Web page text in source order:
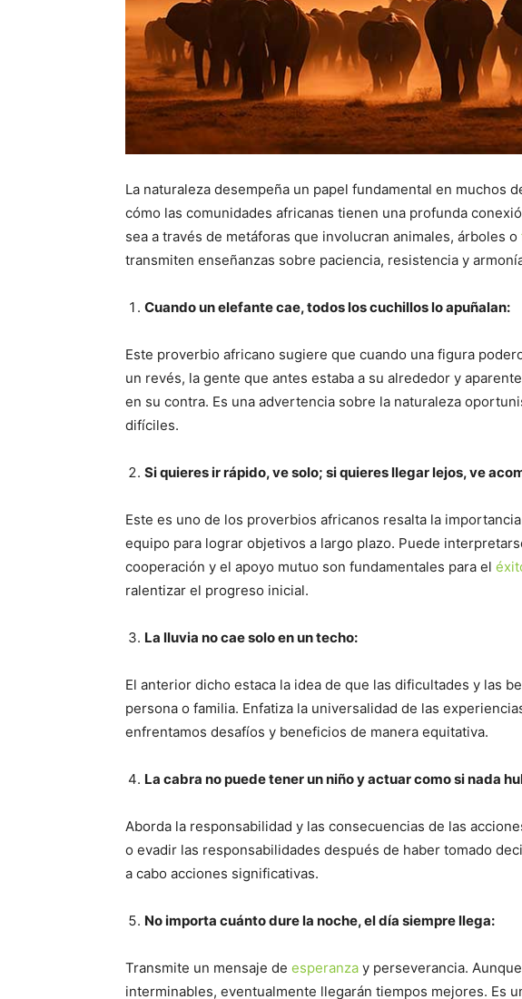
La naturaleza desempeña un papel fundamental en muchos
cómo las comunidades africanas tienen una profunda
sea a través de metáforas que involucran animales, árboles o
transmiten enseñanzas sobre paciencia, resistencia y
Cuando un elefante cae, todos los cuchillos lo apuñalan:
Este proverbio africano sugiere que cuando una figura
un revés, la gente que antes estaba a su alrededor y
en su contra. Es una advertencia sobre la naturaleza
difíciles.
Si quieres ir rápido, ve solo; si quieres llegar lejos, ve
Este es uno de los proverbios africanos resalta la
equipo para lograr objetivos a largo plazo. Puede
cooperación y el apoyo mutuo son fundamentales para el
ralentizar el progreso inicial.
La lluvia no cae solo en un techo:
El anterior dicho estaca la idea de que las dificultades y las
persona o familia. Enfatiza la universalidad de las
enfrentamos desafíos y beneficios de manera equitativa.
La cabra no puede tener un niño y actuar como si nada
Aborda la responsabilidad y las consecuencias de las
o evadir las responsabilidades después de haber tomado
a cabo acciones significativas.
No importa cuánto dure la noche, el día siempre llega:
Transmite un mensaje de esperanza y perseverancia.
interminables, eventualmente llegarán tiempos mejores. Es